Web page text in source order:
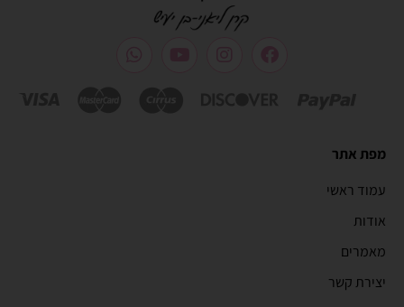
מפת אתר
עמוד ראשי
אודות
מאמרים
יצירת קשר